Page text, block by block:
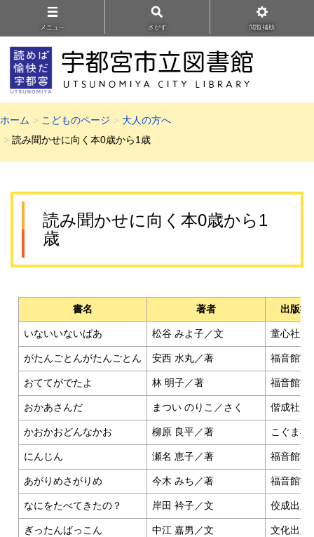
メニュ－ さがす 閲覧補助
ホーム こどものページ
大人の方へ
読み聞かせに向く本0歳から1歳
読み聞かせに向く本0歳から1
歳
書名 著者 出版社
いないいないばあ 松谷 みよ子／文 童心社
がたんごとんがたんごとん 安西 水丸／著 福音館書
おててがでたよ 林 明子／著 福音館書
おかあさんだ まつい のりこ／さく 偕成社
かおかおどんなかお 柳原 良平／著 こぐま社
にんじん 瀬名 恵子／著 福音館書
あがりめさがりめ 今木 みち／著 福音館書
なにをたべてきたの？ 岸田 衿子／文 佼成出版
ぎったんばっこん 中江 嘉男／文 文化出版